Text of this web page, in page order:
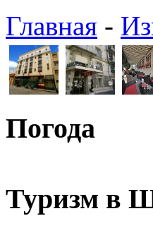
Главная -
Погода
Туризм в